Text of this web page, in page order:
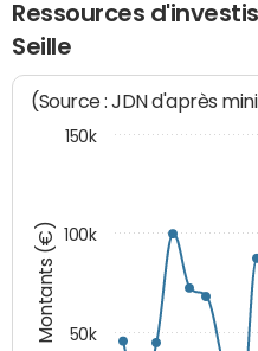
Ressources
Seille
Montants (€)
(Source : JDN d'après
50k
100k
150k